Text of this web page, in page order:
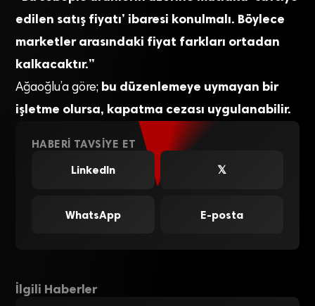
edilen satış fiyatı’ ibaresi konulmalı. Böylece
marketler arasındaki fiyat farkları ortadan
kalkacaktır.”
Ağaoğlu’a göre; bu düzenlemeye uymayan bir
işletme olursa, kapatma cezası uygulanabilir.
HABERI TAVSIYE ET
LinkedIn
𝕏
WhatsApp E-posta
İlgili Haberler